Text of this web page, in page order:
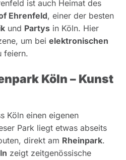
ist auch Heimat des
Ehrenfeld, einer der besten
und Partys in Köln. Hier
um bei elektronischen
feiern.
Köln – Kunst
Köln einen eigenen
Park liegt etwas abseits
direkt am Rheinpark.
zeigt zeitgenössische